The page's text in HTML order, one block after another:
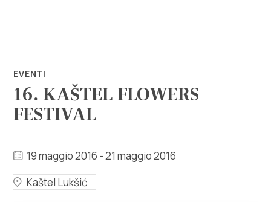
Info
Tourist office
Safe in Dalmatia
EVENTI
16. KAŠTEL FLOWERS
FESTIVAL
19 maggio 2016 - 21 maggio 2016
Kaštel Lukšić